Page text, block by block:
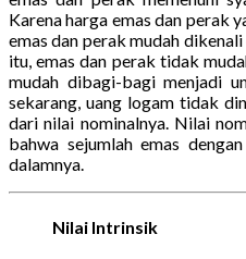
Karena harga emas dan perak
emas dan perak mudah
itu, emas dan perak tidak
mudah dibagi-bagi menjadi
sekarang, uang logam tidak
dari nilai nominalnya. Nilai
bahwa sejumlah emas
dalamnya.
Nilai Intrinsik